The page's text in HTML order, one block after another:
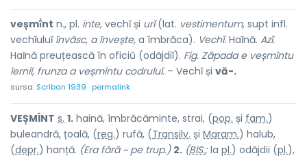
veșmî́nt n., pl. inte, vechĭ și urĭ(lat. vestimentum, supt infl.
vechĭuluĭ învăsc, a învește, a îmbrăca). Vechĭ. Haĭnă. Azĭ.
Haĭnă preuțească în oficiŭ (odăjdiĭ). Fig. Zăpada e veșmîntu
ĭerniĭ, frunza a veșmîntu codruluĭ. – Vechĭ și vă-.
sursa: Scriban 1939 permalink
VEȘMÎNT s. 1. haină, îmbrăcăminte, strai, (pop. și fam.)
buleandră, țoală, (reg.) rufă, (Transilv. și Maram.) halub,
(depr.) hanță. (Era fără ~ pe trup.) 2. (BIS.;la pl.) odăjdii (pl.),